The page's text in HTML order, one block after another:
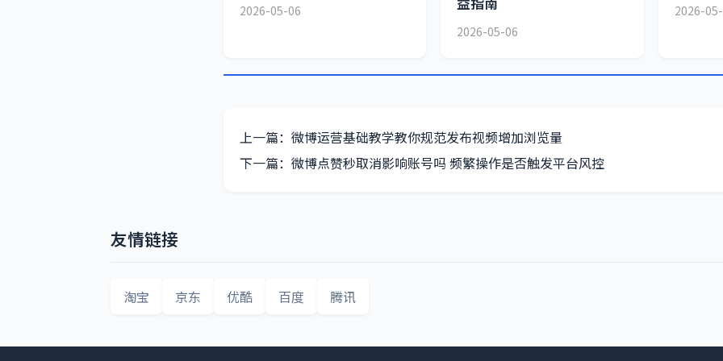
2026-05-06
2026-05-06
2026-
上一篇：微博运营基础教学教你规范发布视频增加浏览量
下一篇：微博点赞秒取消影响账号吗 频繁操作是否触发平台风控
友情链接
淘宝 京东 优酷 百度 腾讯